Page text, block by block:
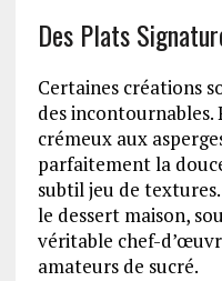
Des Plats
Certaines créations
des
crémeux aux
parfaitement la
subtil jeu de
le dessert maison,
véritable chef-
amateurs de sucré.